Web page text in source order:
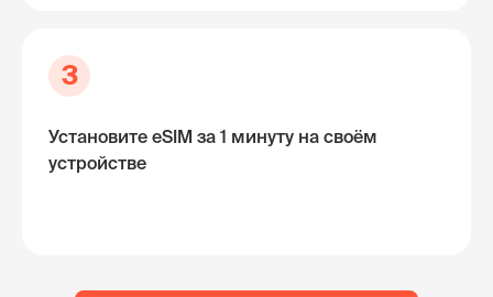
3
Установите eSIM за 1 минуту на своём
устройстве